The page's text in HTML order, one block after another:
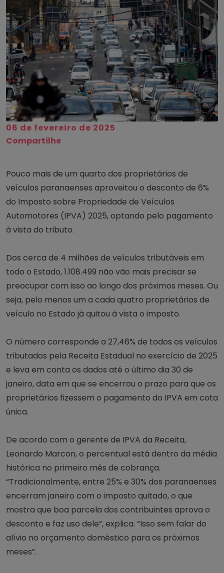
06 de fevereiro de 2025
Compartilhe
Pouco mais de um quarto dos proprietários de
veículos paranaenses aproveitou o desconto de 6%
do Imposto sobre Propriedade de Veículos
Automotores (IPVA) 2025, optando pelo pagamento
à vista do tributo.
Dos cerca de 4 milhões de veículos tributáveis em
todo o Estado, 1.108.499 não vão mais precisar se
preocupar com isso ao longo dos próximos meses. Ou
seja, pelo menos um a cada quatro proprietários de
veículo no Estado já quitou à vista o imposto.
O número corresponde a 27,46% de todos os veículos
tributados pela Receita Estadual no exercício de 2025
e leva em conta os dados até o último dia 30 de
janeiro, data em que se encerrou o prazo para que os
proprietários fizessem o pagamento do IPVA em cota
única.
De acordo com o gerente de IPVA da Receita,
Leonardo Marcon, o percentual está dentro da média
histórica no primeiro mês de cobrança.
“Tradicionalmente, entre 25% e 30% dos paranaenses
encerram janeiro com o imposto quitado, o que
mostra que boa parcela dos contribuintes aprova o
desconto e faz uso dele”, explica. “Isso sem falar do
alívio no orçamento doméstico para os próximos
meses”.